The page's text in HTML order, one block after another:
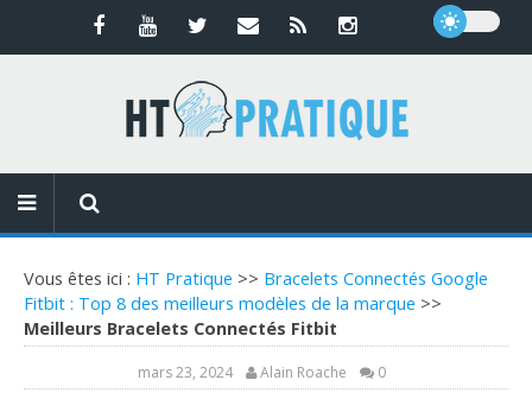
Vous êtes ici : HT Pratique >> Bracelets Connectés Google
Fitbit : Top 8 des meilleurs modèles de la marque >>
Meilleurs Bracelets Connectés Fitbit
mars 23, 2024 Alain Roache 0